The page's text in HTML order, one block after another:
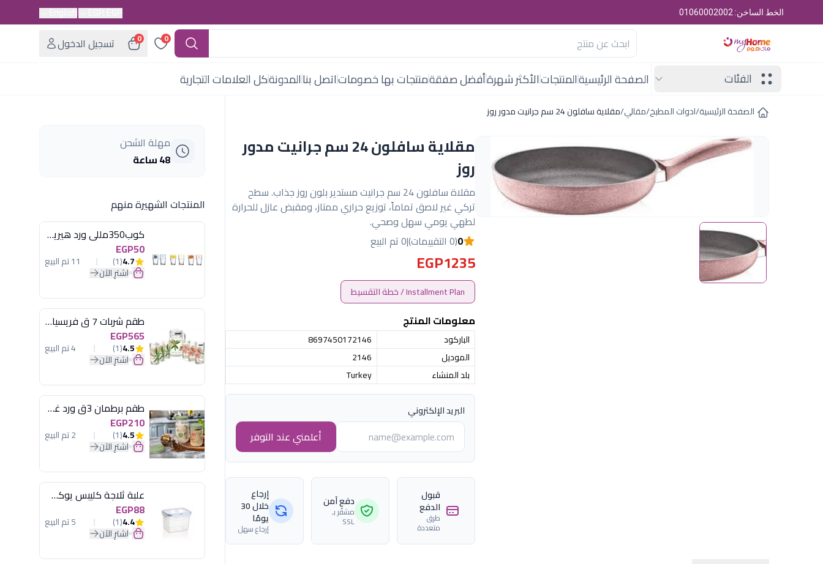
الخط الساخن: 01060002002
0
0 تسجيل الدخول
الفئات الصفحة الرئيسيةالمنتجاتالأكثر شهرةأفضل صفقةمنتجات بها خصوماتاتصل بناالمدونةكل العلامات التجارية
الصفحة الرئيسية/ادوات المطبخ/مقالي/مقلاية سافلون 24 سم جرانيت مدور روز
مقلاية سافلون 24 سم جرانيت مدور
روز
مقلاة سافلون 24 سم جرانيت مستدير بلون روز جذاب. سطح
تركي غير لاصق تماماً، توزيع حراري ممتاز، ومقبض عازل للحرارة
لطهي يومي سهل وصحي.
0(0 التقييمات) |0 تم البيع
EGP1235
Installment Plan / خطة التقسيط
معلومات المنتج
الباركود
8697450172146
الموديل
2146
بلد المنشاء
Turkey
البريد الإلكتروني
أعلمني عند التوفر
قبول
الدفع
طرق
متعددة
دفع آمن
مشفّر بـ
SSL
إرجاع
خلال 30
يومًا
إرجاع سهل
مهلة الشحن
48 ساعة
المنتجات الشهيرة منهم
كوب350مللى ورد هيريفين
EGP50
4.7
(1) 11 تم البيع
اشترِ الآن
طقم شربات 7 ق فريسيا لومينارك
EGP565
4.5
(1) 4 تم البيع
اشترِ الآن
طقم برطمان 3ق ورد غطاء مينت جرين هيريفين
EGP210
4.5
(1) 2 تم البيع
اشترِ الآن
علبة ثلاجة كليبس يوكسان
EGP88
4.4
(1) 5 تم البيع
اشترِ الآن